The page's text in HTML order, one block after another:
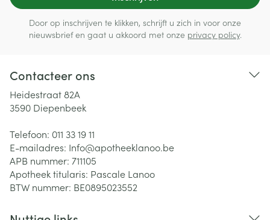
Door op inschrijven te klikken, schrijft u zich in voor onze
nieuwsbrief en gaat u akkoord met onze privacy policy.
Contacteer ons
Heidestraat 82A
3590 Diepenbeek
Telefoon: 011 33 19 11
E-mailadres: Info@apotheeklanoo.be
APB nummer: 711105
Apotheek titularis: Pascale Lanoo
BTW nummer: BE0895023552